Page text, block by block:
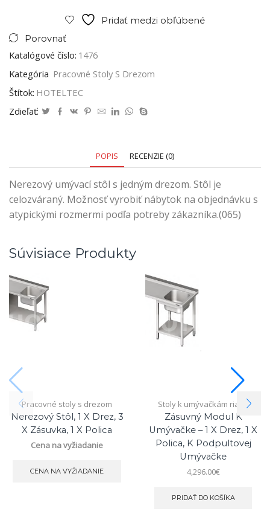
Pridať medzi obľúbené
Porovnať
Katalógové číslo: 1476
Kategória Pracovné Stoly S Drezom
Štítok: HOTELTEC
Zdieľať:
POPIS RECENZIE (0)
Nerezový umývací stôl s jedným drezom. Stôl je
celozváraný. Možnosť vyrobiť nábytok na objednávku s
atypickými rozmermi podľa potreby zákazníka.(065)
Súvisiace Produkty
Pracovné stoly s drezom
Nerezový Stôl, 1 X Drez, 3
X Zásuvka, 1 X Polica
Cena na vyžiadanie
CENA NA VYŽIADANIE
Stoly k umývačkám riadu
Zásuvný Modul K
Umývačke – 1 X Drez, 1 X
Polica, K Podpultovej
Umývačke
4,296.00€
PRIDAŤ DO KOŠÍKA